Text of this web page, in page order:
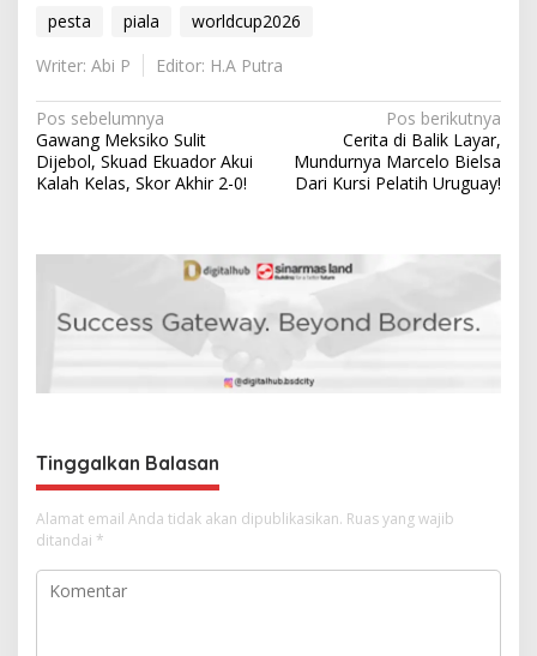
pesta piala
worldcup2026
Writer: Abi P
Editor: H.A Putra
N
a
v
g
p
s
Pos sebelumnya
Gawang Meksiko Sulit
Dijebol, Skuad Ekuador Akui
Kalah Kelas, Skor Akhir 2-0!
Pos berikutnya
Cerita di Balik Layar,
Mundurnya Marcelo Bielsa
Dari Kursi Pelatih Uruguay!
Tinggalkan Balasan
Alamat email Anda tidak akan dipublikasikan. Ruas yang wajib
ditandai *